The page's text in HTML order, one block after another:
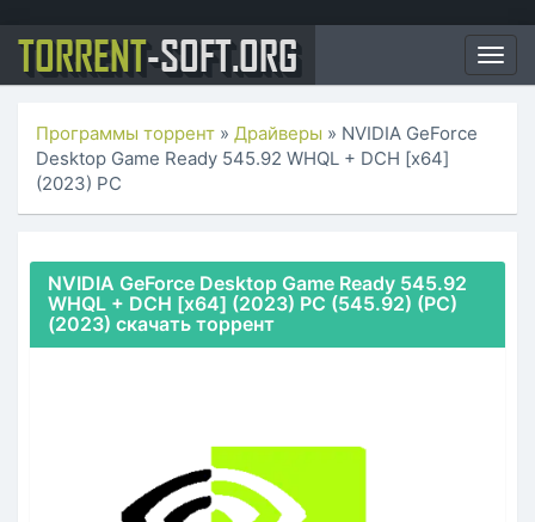
TORRENT-SOFT.ORG
Программы торрент » Драйверы » NVIDIA GeForce
Desktop Game Ready 545.92 WHQL + DCH [x64]
(2023) PC
NVIDIA GeForce Desktop Game Ready 545.92
WHQL + DCH [x64] (2023) PC (545.92) (PC)
(2023) скачать торрент